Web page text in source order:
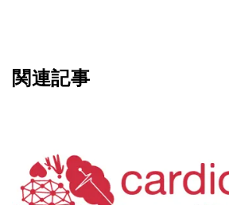
関連記事